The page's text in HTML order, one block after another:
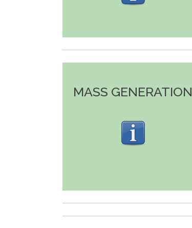
MASS GENERATION